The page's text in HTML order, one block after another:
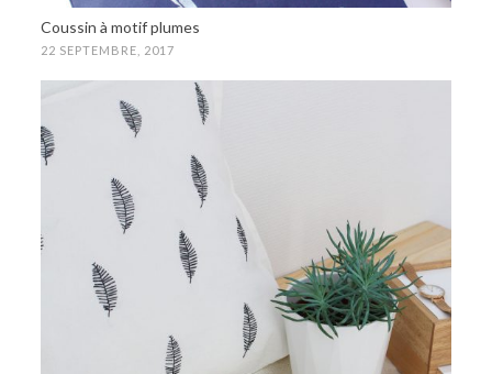
Coussin à motif plumes
22 SEPTEMBRE, 2017